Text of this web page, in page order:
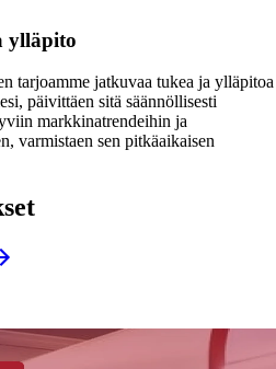
ylläpito
tarjoamme jatkuvaa tukea ja ylläpitoa
päivittäen sitä säännöllisesti
markkinatrendeihin ja
varmistaen sen pitkäaikaisen